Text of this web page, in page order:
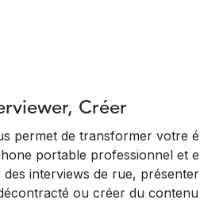
Créer
permet de transformer votre
portable professionnel et
interviews de rue,
ou créer du